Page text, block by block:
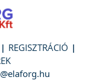
REGISZTRÁCIÓ